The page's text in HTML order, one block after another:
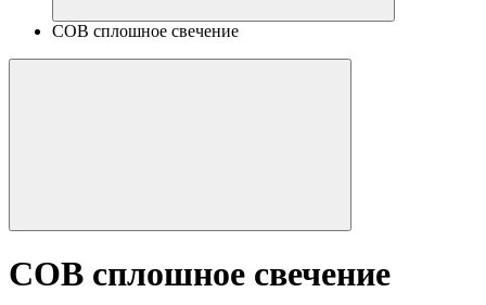
COB сплошное свечение
COB сплошное свечение